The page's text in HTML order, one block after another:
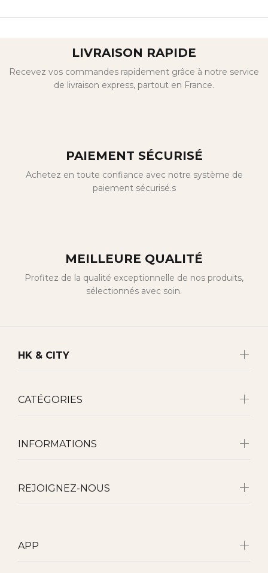
LIVRAISON RAPIDE
Recevez vos commandes rapidement grâce à notre service
de livraison express, partout en France.
PAIEMENT SÉCURISÉ
Achetez en toute confiance avec notre système de
paiement sécurisé.s
MEILLEURE QUALITÉ
Profitez de la qualité exceptionnelle de nos produits,
sélectionnés avec soin.
HK & CITY
CATÉGORIES
INFORMATIONS
REJOIGNEZ-NOUS
APP